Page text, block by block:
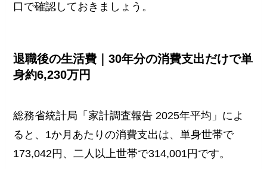
口で確認しておきましょう。
退職後の生活費｜30年分の消費支出だけで単
身約6,230万円
総務省統計局「家計調査報告 2025年平均」によ
ると、1か月あたりの消費支出は、単身世帯で
173,042円、二人以上世帯で314,001円です。